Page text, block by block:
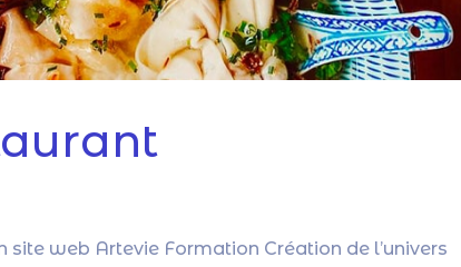
site web Artevie Formation Création de l’univers